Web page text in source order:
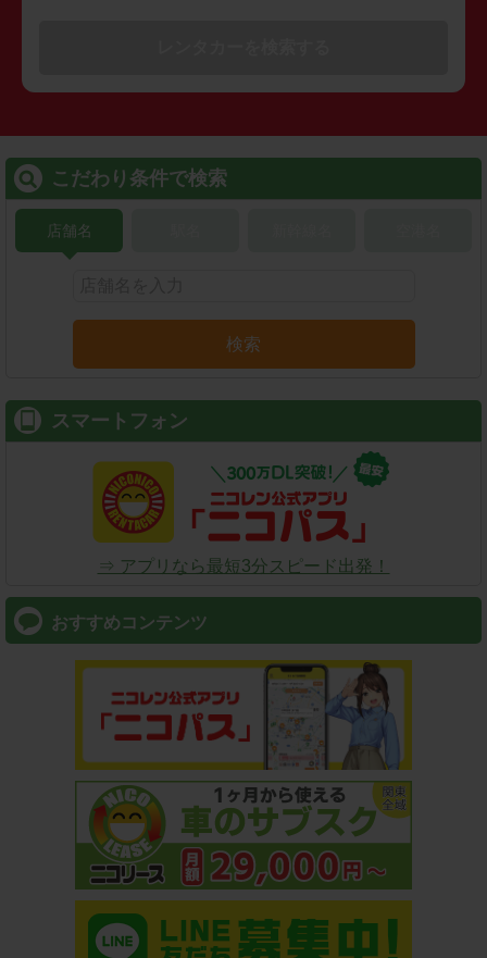
こだわり条件で検索
店舗名
検索
スマートフォン
⇒ アプリなら最短3分スピード出発！
おすすめコンテンツ